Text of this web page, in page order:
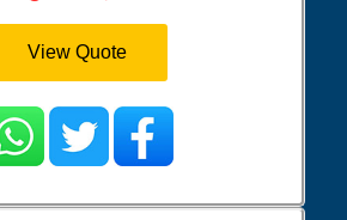
View Quote